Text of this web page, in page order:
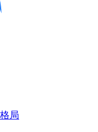
局